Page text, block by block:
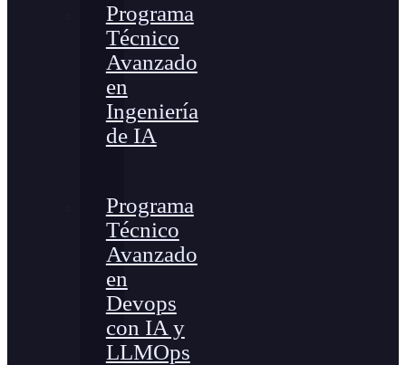
Programa
Técnico
Avanzado
en
Ingeniería
de IA
Programa
Técnico
Avanzado
en
Devops
con IA y
LLMOps